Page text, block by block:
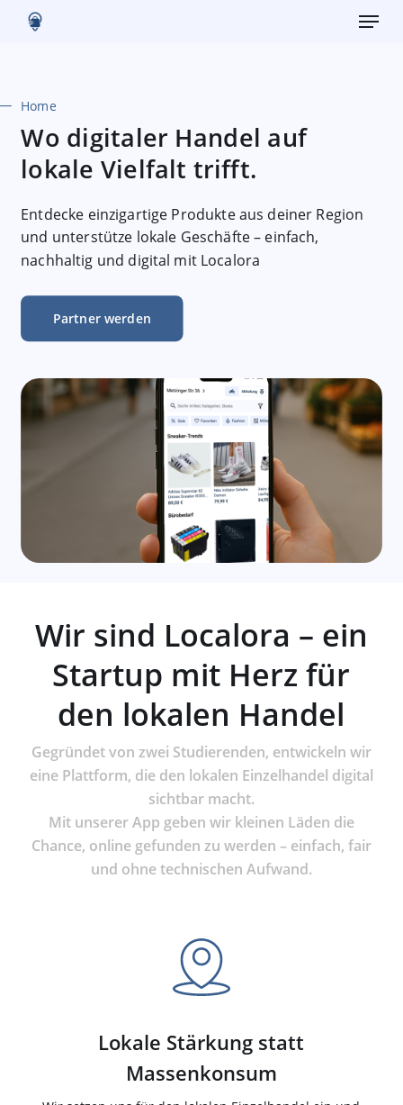
Menu
Home
Wo digitaler Handel auf
lokale Vielfalt trifft.
Entdecke einzigartige Produkte aus deiner Region
und unterstütze lokale Geschäfte – einfach,
nachhaltig und digital mit Localora
Partner werden
Wir sind Localora – ein
Startup mit Herz für
den lokalen Handel
Gegründet von zwei Studierenden, entwickeln wir
eine Plattform, die den lokalen Einzelhandel digital
sichtbar macht.
Mit unserer App geben wir kleinen Läden die
Chance, online gefunden zu werden – einfach, fair
und ohne technischen Aufwand.
Lokale Stärkung statt
Massenkonsum